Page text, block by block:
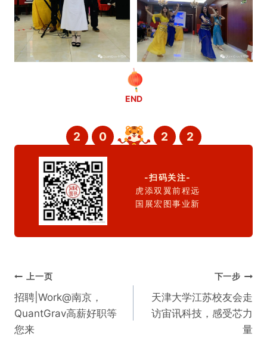
END
2 0 2 2
-扫码关注-
虎添双翼前程远
国展宏图事业新
文
章
导
上一页
招聘|Work@南京，
QuantGrav高薪好职等
您来
下一步
天津大学江苏校友会走
访宙讯科技，感受芯力
量